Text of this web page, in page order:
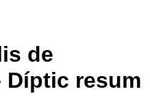
de
Díptic resum